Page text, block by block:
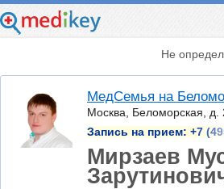
Не
МедСемья на
Москва, Беломорская, д.
Запись на прием: +7
Мирзаев